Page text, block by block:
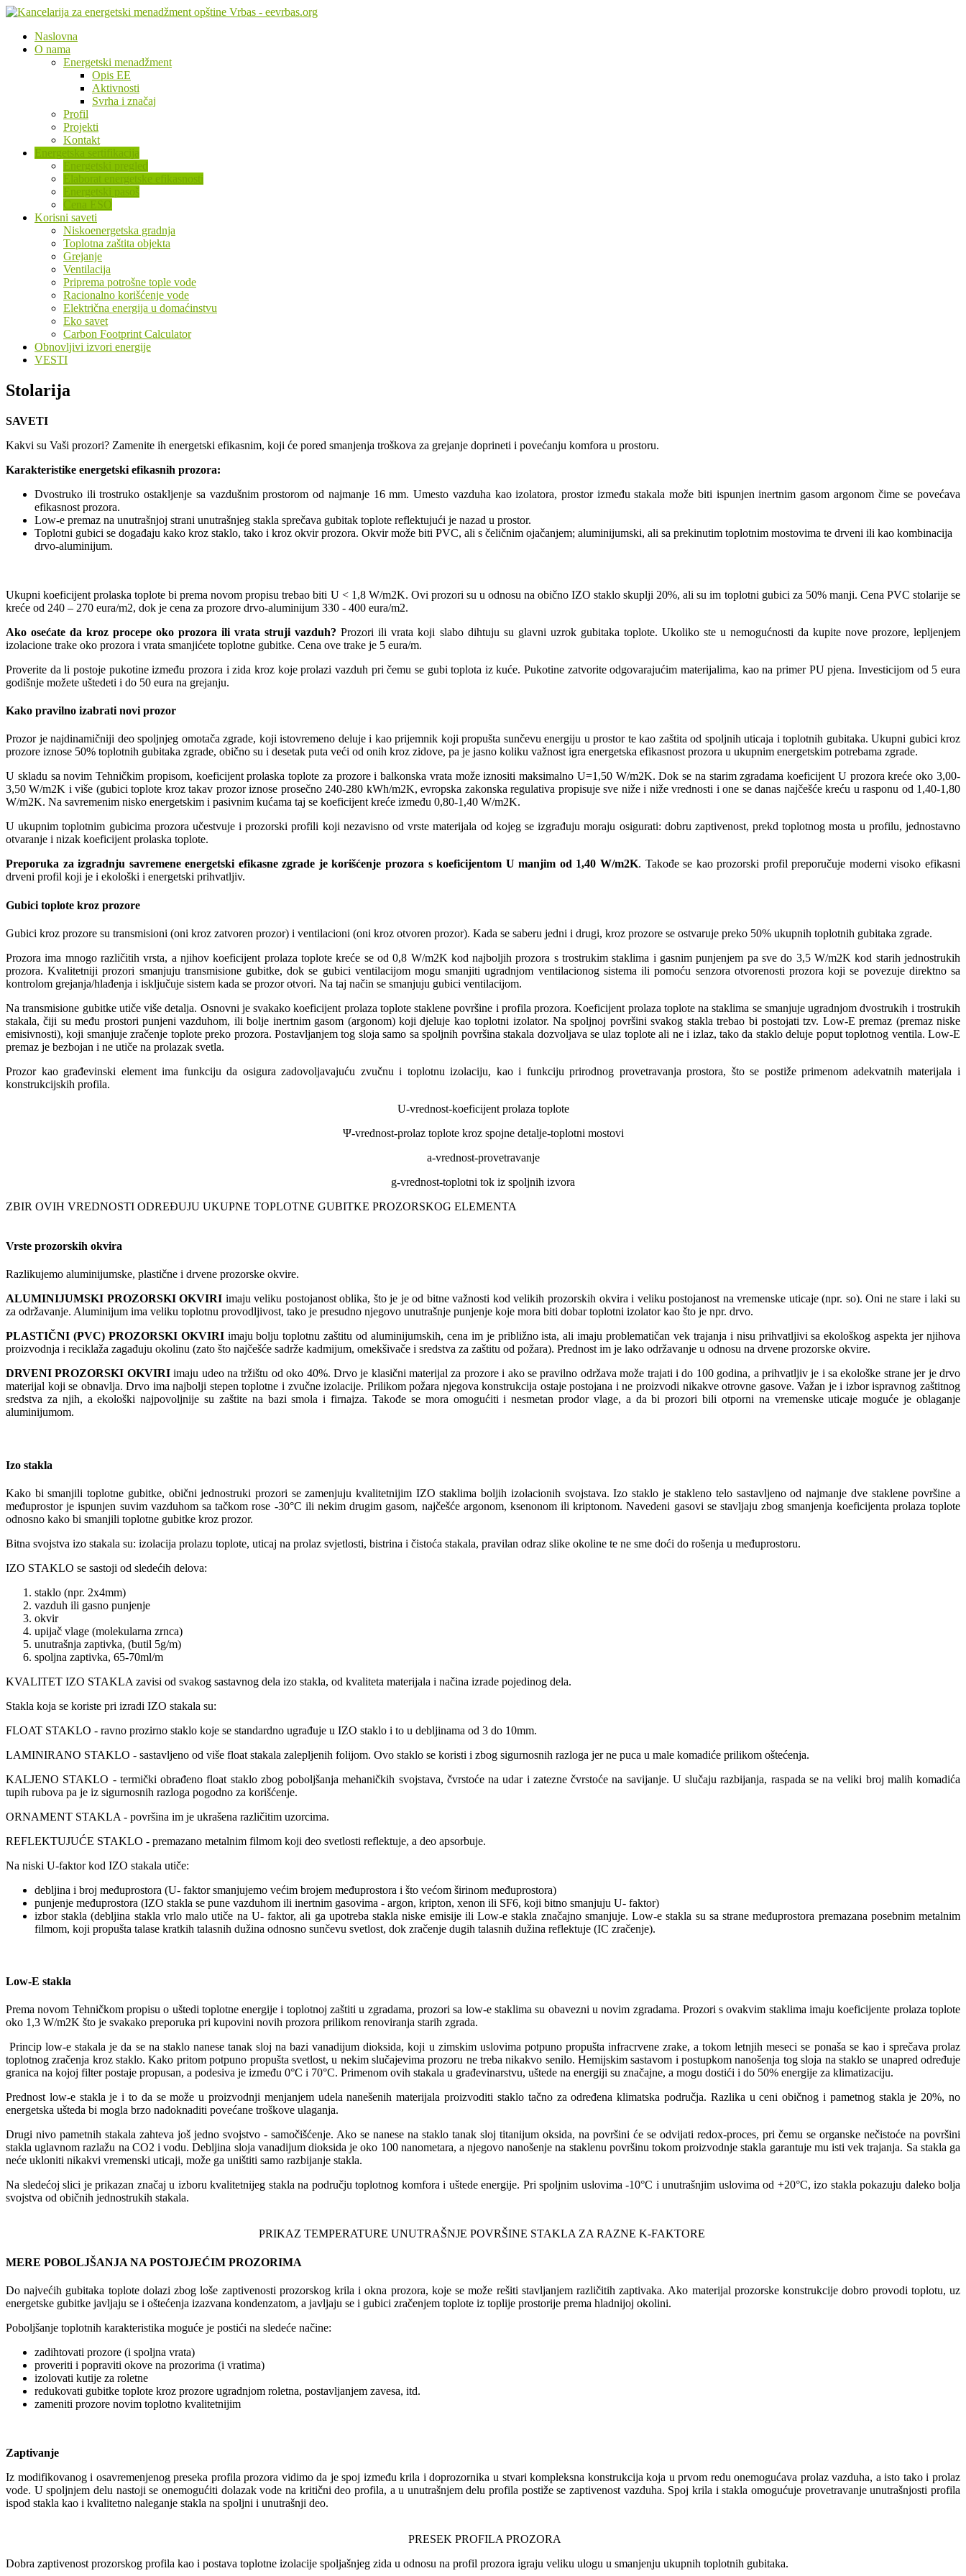
Naslovna
O nama
Energetski menadžment
Opis EE
Aktivnosti
Svrha i značaj
Profil
Projekti
Kontakt
Energetska sertifikacija
Energetski pregled
Elaborat energetske efikasnosti
Energetski pasoš
Cena ESO
Korisni saveti
Niskoenergetska gradnja
Toplotna zaštita objekta
Grejanje
Ventilacija
Priprema potrošne tople vode
Racionalno korišćenje vode
Električna energija u domaćinstvu
Eko savet
Carbon Footprint Calculator
Obnovljivi izvori energije
VESTI
Stolarija
SAVETI
Kakvi su Vaši prozori? Zamenite ih energetski efikasnim, koji će pored smanjenja troškova za grejanje doprineti i povećanju komfora u prostoru.
Karakteristike energetski efikasnih prozora:
Dvostruko ili trostruko ostakljenje sa vazdušnim prostorom od najmanje 16 mm. Umesto vazduha kao izolatora, prostor između stakala može biti ispunjen inertnim gasom argonom čime se povećava
efikasnost prozora.
Low-e premaz na unutrašnjoj strani unutrašnjeg stakla sprečava gubitak toplote reflektujući je nazad u prostor.
Toplotni gubici se događaju kako kroz staklo, tako i kroz okvir prozora. Okvir može biti PVC, ali s čeličnim ojačanjem; aluminijumski, ali sa prekinutim toplotnim mostovima te drveni ili kao kombinacija
drvo-aluminijum.
Ukupni koeficijent prolaska toplote bi prema novom propisu trebao biti U < 1,8 W/m2K. Ovi prozori su u odnosu na obično IZO staklo skuplji 20%, ali su im toplotni gubici za 50% manji. Cena PVC stolarije se
kreće od 240 – 270 eura/m2, dok je cena za prozore drvo-aluminijum 330 - 400 eura/m2.
Ako osećate da kroz procepe oko prozora ili vrata struji vazduh? Prozori ili vrata koji slabo dihtuju su glavni uzrok gubitaka toplote. Ukoliko ste u nemogućnosti da kupite nove prozore, lepljenjem
izolacione trake oko prozora i vrata smanjićete toplotne gubitke. Cena ove trake je 5 eura/m.
Proverite da li postoje pukotine između prozora i zida kroz koje prolazi vazduh pri čemu se gubi toplota iz kuće. Pukotine zatvorite odgovarajućim materijalima, kao na primer PU pjena. Investicijom od 5 eura
godišnje možete uštedeti i do 50 eura na grejanju.
Kako pravilno izabrati novi prozor
Prozor je najdinamičniji deo spoljnjeg omotača zgrade, koji istovremeno deluje i kao prijemnik koji propušta sunčevu energiju u prostor te kao zaštita od spoljnih uticaja i toplotnih gubitaka. Ukupni gubici kroz
prozore iznose 50% toplotnih gubitaka zgrade, obično su i desetak puta veći od onih kroz zidove, pa je jasno koliku važnost igra energetska efikasnost prozora u ukupnim energetskim potrebama zgrade.
U skladu sa novim Tehničkim propisom, koeficijent prolaska toplote za prozore i balkonska vrata može iznositi maksimalno U=1,50 W/m2K. Dok se na starim zgradama koeficijent U prozora kreće oko 3,00-
3,50 W/m2K i više (gubici toplote kroz takav prozor iznose prosečno 240-280 kWh/m2K, evropska zakonska regulativa propisuje sve niže i niže vrednosti i one se danas najčešće kreću u rasponu od 1,40-1,80
W/m2K. Na savremenim nisko energetskim i pasivnim kućama taj se koeficijent kreće između 0,80-1,40 W/m2K.
U ukupnim toplotnim gubicima prozora učestvuje i prozorski profili koji nezavisno od vrste materijala od kojeg se izgrađuju moraju osigurati: dobru zaptivenost, prekd toplotnog mosta u profilu, jednostavno
otvaranje i nizak koeficijent prolaska toplote.
Preporuka za izgradnju savremene energetski efikasne zgrade je korišćenje prozora s koeficijentom U manjim od 1,40 W/m2K. Takođe se kao prozorski profil preporučuje moderni visoko efikasni
drveni profil koji je i ekološki i energetski prihvatljiv.
Gubici toplote kroz prozore
Gubici kroz prozore su transmisioni (oni kroz zatvoren prozor) i ventilacioni (oni kroz otvoren prozor). Kada se saberu jedni i drugi, kroz prozore se ostvaruje preko 50% ukupnih toplotnih gubitaka zgrade.
Prozora ima mnogo različitih vrsta, a njihov koeficijent prolaza toplote kreće se od 0,8 W/m2K kod najboljih prozora s trostrukim staklima i gasnim punjenjem pa sve do 3,5 W/m2K kod starih jednostrukih
prozora. Kvalitetniji prozori smanjuju transmisione gubitke, dok se gubici ventilacijom mogu smanjiti ugradnjom ventilacionog sistema ili pomoću senzora otvorenosti prozora koji se povezuje direktno sa
kontrolom grejanja/hlađenja i isključuje sistem kada se prozor otvori. Na taj način se smanjuju gubici ventilacijom.
Na transmisione gubitke utiče više detalja. Osnovni je svakako koeficijent prolaza toplote staklene površine i profila prozora. Koeficijent prolaza toplote na staklima se smanjuje ugradnjom dvostrukih i trostrukih
stakala, čiji su među prostori punjeni vazduhom, ili bolje inertnim gasom (argonom) koji djeluje kao toplotni izolator. Na spoljnoj površini svakog stakla trebao bi postojati tzv. Low-E premaz (premaz niske
emisivnosti), koji smanjuje zračenje toplote preko prozora. Postavljanjem tog sloja samo sa spoljnih površina stakala dozvoljava se ulaz toplote ali ne i izlaz, tako da staklo deluje poput toplotnog ventila. Low-E
premaz je bezbojan i ne utiče na prolazak svetla.
Prozor kao građevinski element ima funkciju da osigura zadovoljavajuću zvučnu i toplotnu izolaciju, kao i funkciju prirodnog provetravanja prostora, što se postiže primenom adekvatnih materijala i
konstrukcijskih profila.
U-vrednost-koeficijent prolaza toplote
Ψ-vrednost-prolaz toplote kroz spojne detalje-toplotni mostovi
a-vrednost-provetravanje
g-vrednost-toplotni tok iz spoljnih izvora
ZBIR OVIH VREDNOSTI ODREĐUJU UKUPNE TOPLOTNE GUBITKE PROZORSKOG ELEMENTA
Vrste prozorskih okvira
Razlikujemo aluminijumske, plastične i drvene prozorske okvire.
ALUMINIJUMSKI PROZORSKI OKVIRI imaju veliku postojanost oblika, što je je od bitne važnosti kod velikih prozorskih okvira i veliku postojanost na vremenske uticaje (npr. so). Oni ne stare i laki su
za održavanje. Aluminijum ima veliku toplotnu provodljivost, tako je presudno njegovo unutrašnje punjenje koje mora biti dobar toplotni izolator kao što je npr. drvo.
PLASTIČNI (PVC) PROZORSKI OKVIRIimaju bolju toplotnu zaštitu od aluminijumskih, cena im je približno ista, ali imaju problematičan vek trajanja i nisu prihvatljivi sa ekološkog aspekta jer njihova
proizvodnja i reciklaža zagađuju okolinu (zato što najčešće sadrže kadmijum, omekšivače i sredstva za zaštitu od požara). Prednost im je lako održavanje u odnosu na drvene prozorske okvire.
DRVENI PROZORSKI OKVIRIimaju udeo na tržištu od oko 40%. Drvo je klasični materijal za prozore i ako se pravilno održava može trajati i do 100 godina, a prihvatljiv je i sa ekološke strane jer je drvo
materijal koji se obnavlja. Drvo ima najbolji stepen toplotne i zvučne izolacije. Prilikom požara njegova konstrukcija ostaje postojana i ne proizvodi nikakve otrovne gasove. Važan je i izbor ispravnog zaštitnog
sredstva za njih, a ekološki najpovoljnije su zaštite na bazi smola i firnajza. Takođe se mora omogućiti i nesmetan prodor vlage, a da bi prozori bili otporni na vremenske uticaje moguće je oblaganje
aluminijumom.
Izo stakla
Kako bi smanjili toplotne gubitke, obični jednostruki prozori se zamenjuju kvalitetnijim IZO staklima boljih izolacionih svojstava. Izo staklo je stakleno telo sastavljeno od najmanje dve staklene površine a
međuprostor je ispunjen suvim vazduhom sa tačkom rose -30°C ili nekim drugim gasom, najčešće argonom, ksenonom ili kriptonom. Navedeni gasovi se stavljaju zbog smanjenja koeficijenta prolaza toplote
odnosno kako bi smanjili toplotne gubitke kroz prozor.
Bitna svojstva izo stakala su: izolacija prolazu toplote, uticaj na prolaz svjetlosti, bistrina i čistoća stakala, pravilan odraz slike okoline te ne sme doći do rošenja u međuprostoru.
IZO STAKLO se sastoji od sledećih delova:
staklo (npr. 2x4mm)
vazduh ili gasno punjenje
okvir
upijač vlage (molekularna zrnca)
unutrašnja zaptivka, (butil 5g/m)
spoljna zaptivka, 65-70ml/m
KVALITET IZO STAKLA zavisi od svakog sastavnog dela izo stakla, od kvaliteta materijala i načina izrade pojedinog dela.
Stakla koja se koriste pri izradi IZO stakala su:
FLOAT STAKLO - ravno prozirno staklo koje se standardno ugrađuje u IZO staklo i to u debljinama od 3 do 10mm.
LAMINIRANO STAKLO - sastavljeno od više float stakala zalepljenih folijom. Ovo staklo se koristi i zbog sigurnosnih razloga jer ne puca u male komadiće prilikom oštećenja.
KALJENO STAKLO - termički obrađeno float staklo zbog poboljšanja mehaničkih svojstava, čvrstoće na udar i zatezne čvrstoće na savijanje. U slučaju razbijanja, raspada se na veliki broj malih komadića
tupih rubova pa je iz sigurnosnih razloga pogodno za korišćenje.
ORNAMENT STAKLA - površina im je ukrašena različitim uzorcima.
REFLEKTUJUĆE STAKLO - premazano metalnim filmom koji deo svetlosti reflektuje, a deo apsorbuje.
Na niski U-faktor kod IZO stakala utiče:
debljina i broj međuprostora (U- faktor smanjujemo većim brojem međuprostora i što većom širinom međuprostora)
punjenje međuprostora (IZO stakla se pune vazduhom ili inertnim gasovima - argon, kripton, xenon ili SF6, koji bitno smanjuju U- faktor)
izbor stakla (debljina stakla vrlo malo utiče na U- faktor, ali ga upotreba stakla niske emisije ili Low-e stakla značajno smanjuje. Low-e stakla su sa strane međuprostora premazana posebnim metalnim
filmom, koji propušta talase kratkih talasnih dužina odnosno sunčevu svetlost, dok zračenje dugih talasnih dužina reflektuje (IC zračenje).
Low-E stakla
Prema novom Tehničkom propisu o uštedi toplotne energije i toplotnoj zaštiti u zgradama, prozori sa low-e staklima su obavezni u novim zgradama. Prozori s ovakvim staklima imaju koeficijente prolaza toplote
oko 1,3 W/m2K što je svakako preporuka pri kupovini novih prozora prilikom renoviranja starih zgrada.
Princip low-e stakala je da se na staklo nanese tanak sloj na bazi vanadijum dioksida, koji u zimskim uslovima potpuno propušta infracrvene zrake, a tokom letnjih meseci se ponaša se kao i sprečava prolaz
toplotnog zračenja kroz staklo. Kako pritom potpuno propušta svetlost, u nekim slučajevima prozoru ne treba nikakvo senilo. Hemijskim sastavom i postupkom nanošenja tog sloja na staklo se unapred određuje
granica na kojoj filter postaje propusan, a podesiva je između 0°C i 70°C. Primenom ovih stakala u građevinarstvu, uštede na energiji su značajne, a mogu dostići i do 50% energije za klimatizaciju.
Prednost low-e stakla je i to da se može u proizvodnji menjanjem udela nanešenih materijala proizvoditi staklo tačno za određena klimatska područja. Razlika u ceni običnog i pametnog stakla je 20%, no
energetska ušteda bi mogla brzo nadoknaditi povećane troškove ulaganja.
Drugi nivo pametnih stakala zahteva još jedno svojstvo - samočišćenje. Ako se nanese na staklo tanak sloj titanijum oksida, na površini će se odvijati redox-proces, pri čemu se organske nečistoće na površini
stakla uglavnom razlažu na CO2 i vodu. Debljina sloja vanadijum dioksida je oko 100 nanometara, a njegovo nanošenje na staklenu površinu tokom proizvodnje stakla garantuje mu isti vek trajanja. Sa stakla ga
neće ukloniti nikakvi vremenski uticaji, može ga uništiti samo razbijanje stakla.
Na sledećoj slici je prikazan značaj u izboru kvalitetnijeg stakla na području toplotnog komfora i uštede energije. Pri spoljnim uslovima -10°C i unutrašnjim uslovima od +20°C, izo stakla pokazuju daleko bolja
svojstva od običnih jednostrukih stakala.
PRIKAZ TEMPERATURE UNUTRAŠNJE POVRŠINE STAKLA ZA RAZNE K-FAKTORE
MERE POBOLJŠANJA NA POSTOJEĆIM PROZORIMA
Do najvećih gubitaka toplote dolazi zbog loše zaptivenosti prozorskog krila i okna prozora, koje se može rešiti stavljanjem različitih zaptivaka. Ako materijal prozorske konstrukcije dobro provodi toplotu, uz
energetske gubitke javljaju se i oštećenja izazvana kondenzatom, a javljaju se i gubici zračenjem toplote iz toplije prostorije prema hladnijoj okolini.
Poboljšanje toplotnih karakteristika moguće je postići na sledeće načine:
zadihtovati prozore (i spoljna vrata)
proveriti i popraviti okove na prozorima (i vratima)
izolovati kutije za roletne
redukovati gubitke toplote kroz prozore ugradnjom roletna, postavljanjem zavesa, itd.
zameniti prozore novim toplotno kvalitetnijim
Zaptivanje
Iz modifikovanog i osavremenjenog preseka profila prozora vidimo da je spoj između krila i doprozornika u stvari kompleksna konstrukcija koja u prvom redu onemogućava prolaz vazduha, a isto tako i prolaz
vode. U spoljnjem delu nastoji se onemogućiti dolazak vode na kritični deo profila, a u unutrašnjem delu profila postiže se zaptivenost vazduha. Spoj krila i stakla omogućuje provetravanje unutrašnjosti profila
ispod stakla kao i kvalitetno naleganje stakla na spoljni i unutrašnji deo.
PRESEK PROFILA PROZORA
Dobra zaptivenost prozorskog profila kao i postava toplotne izolacije spoljašnjeg zida u odnosu na profil prozora igraju veliku ulogu u smanjenju ukupnih toplotnih gubitaka.